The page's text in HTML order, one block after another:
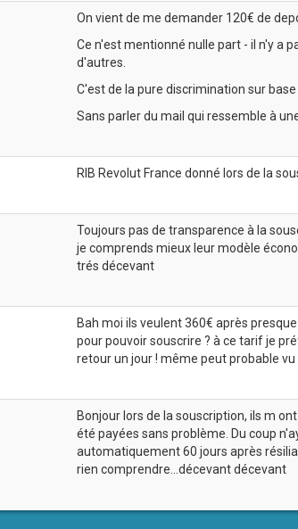
On vient de me demander 120€ de
Ce n'est mentionné nulle part - il n'y a
d'autres.
C'est de la pure discrimination sur
Sans parler du mail qui ressemble à
RIB Revolut France donné lors de la
Toujours pas de transparence à la
je comprends mieux leur modèle
trés décevant
Bah moi ils veulent 360€ après
pour pouvoir souscrire ? à ce tarif je
retour un jour ! même peut probable
Bonjour lors de la souscription, ils m
été payées sans problème. Du coup
automatiquement 60 jours après
rien comprendre...décevant décevant